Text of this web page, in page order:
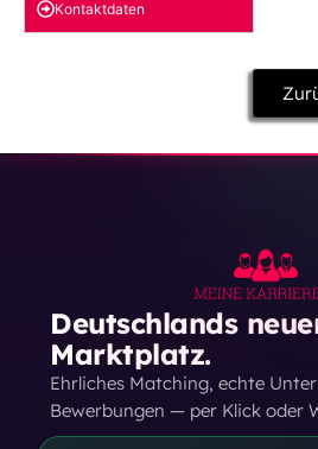
Kontakt­daten
Deutschlands
Marktplatz.
Ehrliches Matching, echte
Bewerbungen — per Klick oder